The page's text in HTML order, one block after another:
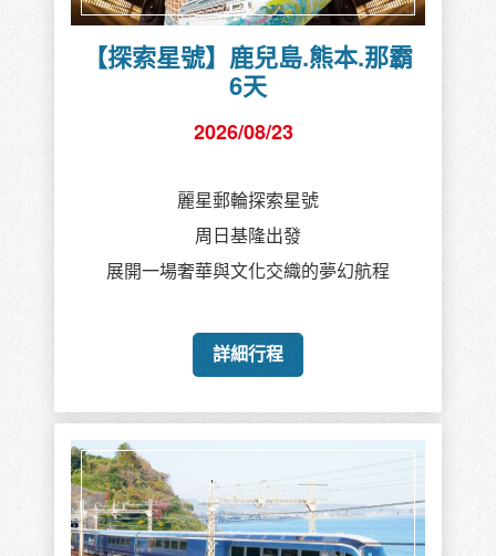
【探索星號】鹿兒島.熊本.那霸
6天
2026/08/23
麗星郵輪探索星號
周日基隆出發
展開一場奢華與文化交織的夢幻航程
詳細行程